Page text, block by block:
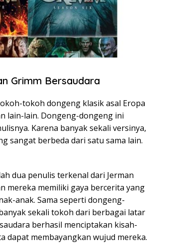
Grimm Bersaudara
tokoh dongeng klasik asal Eropa
lain-lain. Dongeng-dongeng ini
Karena banyak sekali versinya,
sangat berbeda dari satu sama lain.
dua penulis terkenal dari Jerman
mereka memiliki gaya bercerita yang
anak. Sama seperti dongeng-
sekali tokoh dari berbagai latar
berhasil menciptakan kisah-
dapat membayangkan wujud mereka.